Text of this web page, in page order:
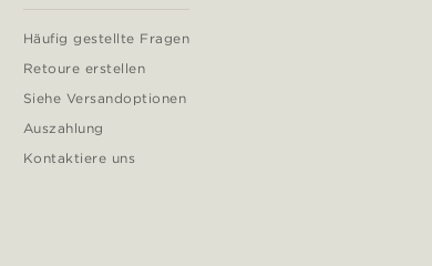
Häufig gestellte Fragen
Retoure erstellen
Siehe Versandoptionen
Auszahlung
Kontaktiere uns